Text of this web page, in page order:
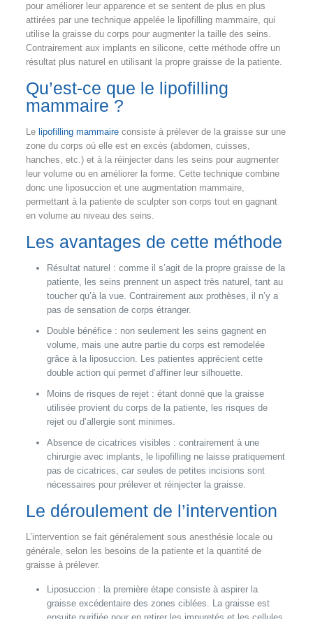
pour améliorer leur apparence et se sentent de plus en plus
attirées par une technique appelée le lipofilling mammaire, qui
utilise la graisse du corps pour augmenter la taille des seins.
Contrairement aux implants en silicone, cette méthode offre un
résultat plus naturel en utilisant la propre graisse de la patiente.
Qu’est-ce que le lipofilling
mammaire ?
Le lipofilling mammaireconsiste à prélever de la graisse sur une
zone du corps où elle est en excès (abdomen, cuisses,
hanches, etc.) et à la réinjecter dans les seins pour augmenter
leur volume ou en améliorer la forme. Cette technique combine
donc une liposuccion et une augmentation mammaire,
permettant à la patiente de sculpter son corps tout en gagnant
en volume au niveau des seins.
Les avantages de cette méthode
Résultat naturel : comme il s’agit de la propre graisse de la
patiente, les seins prennent un aspect très naturel, tant au
toucher qu’à la vue. Contrairement aux prothèses, il n’y a
pas de sensation de corps étranger.
Double bénéfice : non seulement les seins gagnent en
volume, mais une autre partie du corps est remodelée
grâce à la liposuccion. Les patientes apprécient cette
double action qui permet d’affiner leur silhouette.
Moins de risques de rejet : étant donné que la graisse
utilisée provient du corps de la patiente, les risques de
rejet ou d’allergie sont minimes.
Absence de cicatrices visibles : contrairement à une
chirurgie avec implants, le lipofilling ne laisse pratiquement
pas de cicatrices, car seules de petites incisions sont
nécessaires pour prélever et réinjecter la graisse.
Le déroulement de l’intervention
L’intervention se fait généralement sous anesthésie locale ou
générale, selon les besoins de la patiente et la quantité de
graisse à prélever.
Liposuccion : la première étape consiste à aspirer la
graisse excédentaire des zones ciblées. La graisse est